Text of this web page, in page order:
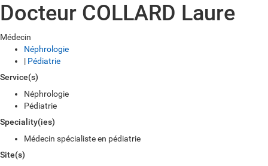
Docteur COLLARD Laure
Médecin
Néphrologie
| Pédiatrie
Service(s)
Néphrologie
Pédiatrie
Speciality(ies)
Médecin spécialiste en pédiatrie
Site(s)